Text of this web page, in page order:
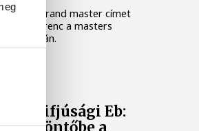
és a grand master címet
Ferenc a masters
ifjúsági Eb: